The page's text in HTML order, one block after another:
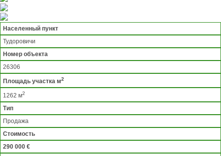
Населенный пункт
Тудоровичи
Номер объекта
26306
Площадь участка м2
1262 м2
Тип
Продажа
Стоимость
290 000 €